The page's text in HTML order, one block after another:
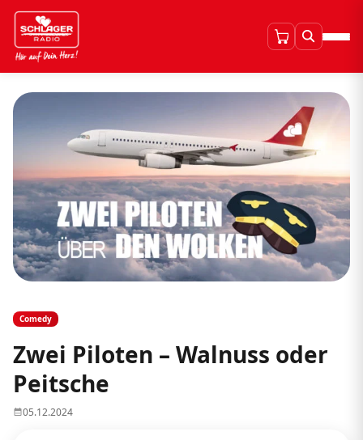
Comedy
Zwei Piloten – Walnuss oder
Peitsche
05.12.2024